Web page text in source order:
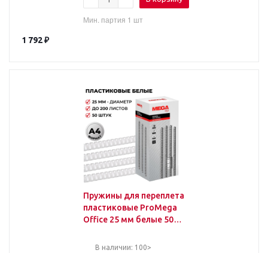
Мин. партия 1 шт
1 792₽
Пружины для переплета
пластиковые ProMega
Office 25 мм белые 50
В наличии: 100>